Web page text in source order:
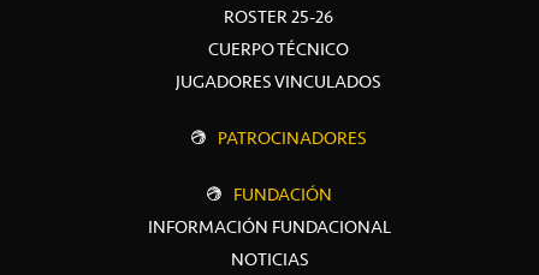
ROSTER 25-26
CUERPO TÉCNICO
JUGADORES VINCULADOS
PATROCINADORES
FUNDACIÓN
INFORMACIÓN FUNDACIONAL
NOTICIAS